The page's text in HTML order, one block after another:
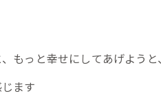
もっと幸せにしてあげよう
ます